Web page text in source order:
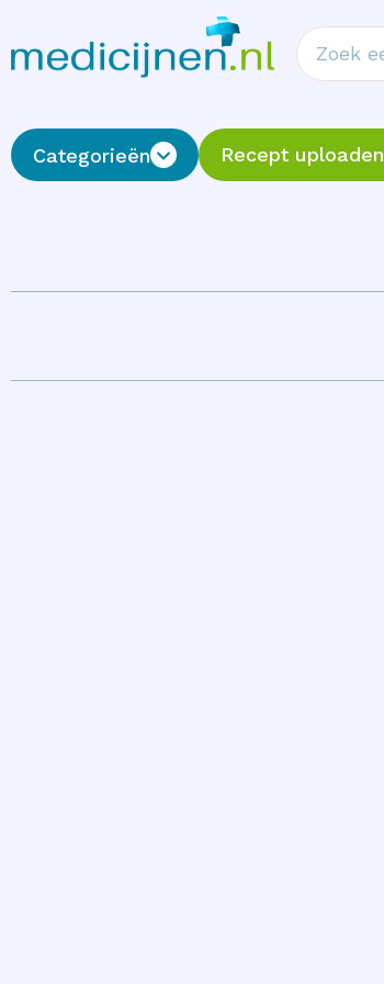
Categorieën Recept uploaden